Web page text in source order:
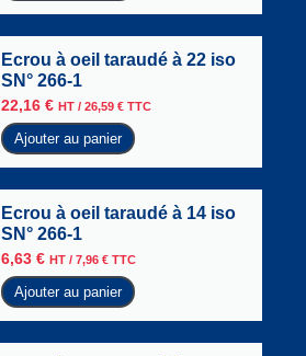
Ecrou à oeil taraudé à 22 iso
SN° 266-1
22,16 € HT / 26,59 € TTC
Ajouter au panier
Ecrou à oeil taraudé à 14 iso
SN° 266-1
6,63 € HT / 7,96 € TTC
Ajouter au panier